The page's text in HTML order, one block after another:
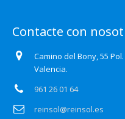
Contacte con
Camino del Bony, 55
Valencia.
961 26 01 64
reinsol@reinsol.es